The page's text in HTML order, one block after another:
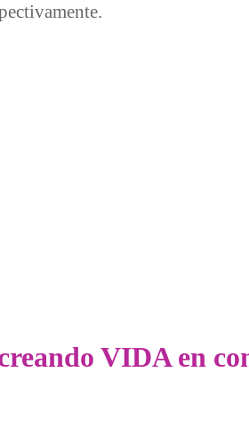
Universal (14-15 de noviembre en
VIDA en